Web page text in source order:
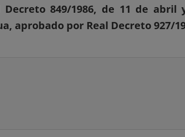
849/1986, de 11 de abril
aprobado por Real Decreto 927/